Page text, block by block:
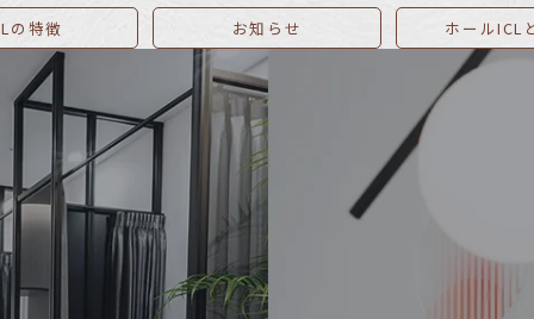
の特徴 お知らせ ホールICL